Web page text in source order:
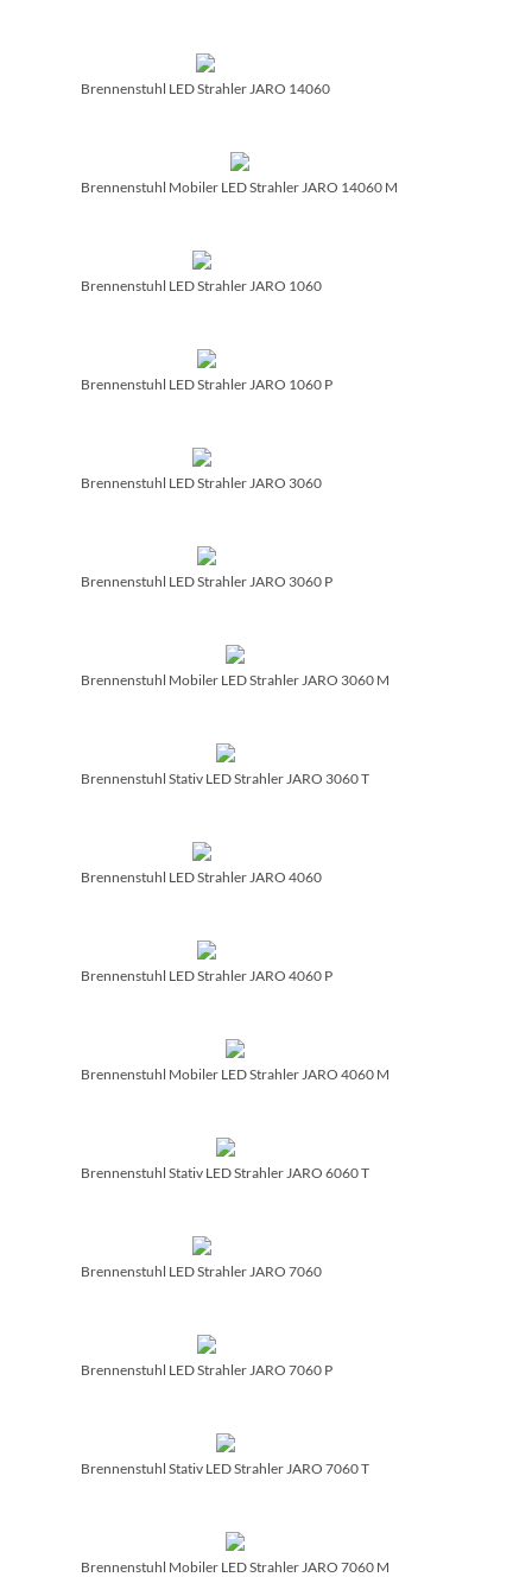
Brennenstuhl LED Strahler JARO 14060
Brennenstuhl Mobiler LED Strahler JARO 14060 M
Brennenstuhl LED Strahler JARO 1060
Brennenstuhl LED Strahler JARO 1060 P
Brennenstuhl LED Strahler JARO 3060
Brennenstuhl LED Strahler JARO 3060 P
Brennenstuhl Mobiler LED Strahler JARO 3060 M
Brennenstuhl Stativ LED Strahler JARO 3060 T
Brennenstuhl LED Strahler JARO 4060
Brennenstuhl LED Strahler JARO 4060 P
Brennenstuhl Mobiler LED Strahler JARO 4060 M
Brennenstuhl Stativ LED Strahler JARO 6060 T
Brennenstuhl LED Strahler JARO 7060
Brennenstuhl LED Strahler JARO 7060 P
Brennenstuhl Stativ LED Strahler JARO 7060 T
Brennenstuhl Mobiler LED Strahler JARO 7060 M